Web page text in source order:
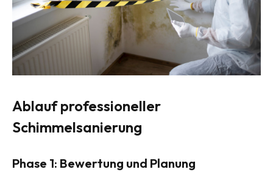
Ablauf professioneller
Schimmelsanierung
Phase 1: Bewertung und Planung